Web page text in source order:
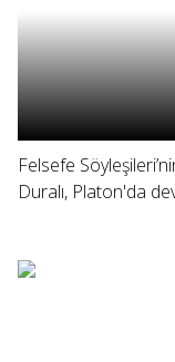
Felsefe
Duralı, Platon'da